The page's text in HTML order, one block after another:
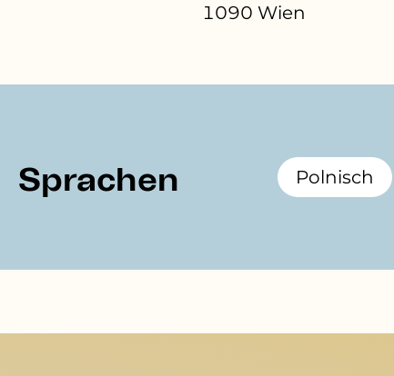
1090 Wien
Sprachen Polnisch